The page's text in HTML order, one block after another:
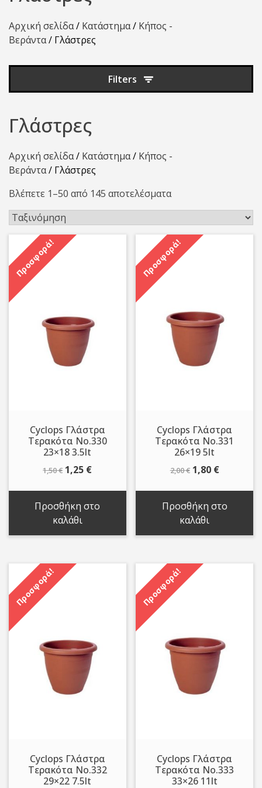
Αρχική σελίδα/ Κατάστημα/ Κήπος -
Βεράντα/ Γλάστρες
Filters
Γλάστρες
Αρχική σελίδα/ Κατάστημα/ Κήπος -
Βεράντα/ Γλάστρες
Βλέπετε 1–50 από 145 αποτελέσματα
Προσφορά!
Cyclops Γλάστρα
Τερακότα Νo.330
23×18 3.5lt
1,50€ Original
1,50 €.
1,25 €Η
είναι:
Προσθήκη στο
καλάθι
Προσφορά!
Cyclops Γλάστρα
Τερακότα Νo.331
26×19 5lt
2,00€ Original
2,00 €.
1,80 €Η
είναι:
Προσθήκη στο
καλάθι
Προσφορά!
Cyclops Γλάστρα
Τερακότα Νo.332
29×22 7.5lt
Προσφορά!
Cyclops Γλάστρα
Τερακότα Νo.333
33×26 11lt